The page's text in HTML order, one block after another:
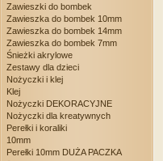
Zawieszki do bombek
Zawieszka do bombek 10mm
Zawieszka do bombek 14mm
Zawieszka do bombek 7mm
Śnieżki akrylowe
Zestawy dla dzieci
Nożyczki i klej
Klej
Nożyczki DEKORACYJNE
Nożyczki dla kreatywnych
Perełki i koraliki
10mm
Perełki 10mm DUŻA PACZKA